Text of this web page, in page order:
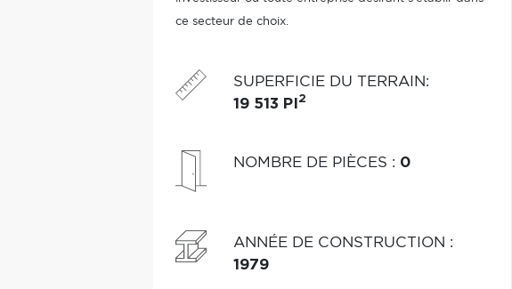
ce secteur de choix.
SUPERFICIE DU TERRAIN:
19 513 PI 2
NOMBRE DE PIÈCES : 0
ANNÉE DE CONSTRUCTION :
1979